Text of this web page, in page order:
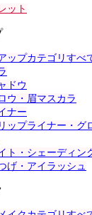
ット
ップカテゴリすべ
ドウ
ウ・眉マスカラ
ナー
ップライナー・グ
ト・シェーディン
げ・アイラッシュ